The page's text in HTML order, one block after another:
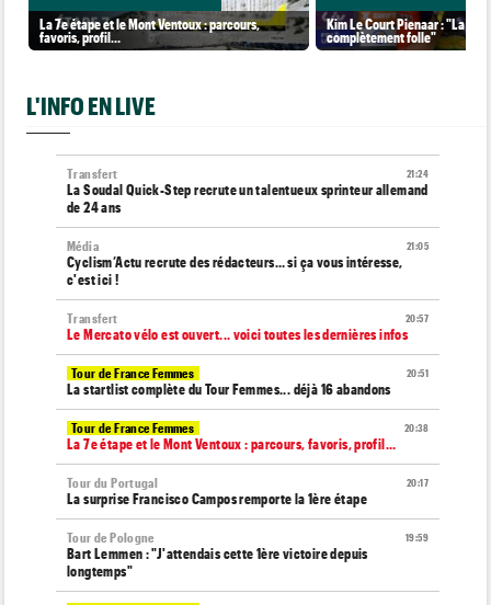
La 7e étape et le Mont Ventoux : parcours,
favoris, profil…
Kim Le Court Pienaar : "La
complètement folle"
L'INFO EN LIVE
21:24
Transfert
La Soudal Quick-Step recrute un talentueux sprinteur allemand
de 24 ans
21:05
Média
Cyclism’Actu recrute des rédacteurs… si ça vous intéresse,
c'est ici !
20:57
Transfert
Le Mercato vélo est ouvert... voici toutes les dernières infos
20:51
Tour de France Femmes
La startlist complète du Tour Femmes... déjà 16 abandons
20:38
Tour de France Femmes
La 7e étape et le Mont Ventoux : parcours, favoris, profil…
20:17
Tour du Portugal
La surprise Francisco Campos remporte la 1ère étape
19:59
Tour de Pologne
Bart Lemmen : "J'attendais cette 1ère victoire depuis
longtemps"